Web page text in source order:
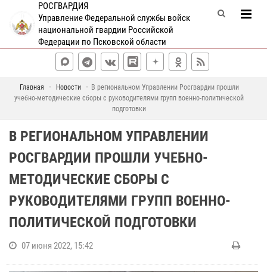
РОСГВАРДИЯ
Управление Федеральной службы войск
национальной гвардии Российской
Федерации по Псковской области
Главная Новости
В региональном Управлении Росгвардии прошли
учебно-методические сборы с руководителями групп военно-политической
подготовки
В РЕГИОНАЛЬНОМ УПРАВЛЕНИИ
РОСГВАРДИИ ПРОШЛИ УЧЕБНО-
МЕТОДИЧЕСКИЕ СБОРЫ С
РУКОВОДИТЕЛЯМИ ГРУПП ВОЕННО-
ПОЛИТИЧЕСКОЙ ПОДГОТОВКИ
07 июня 2022, 15:42